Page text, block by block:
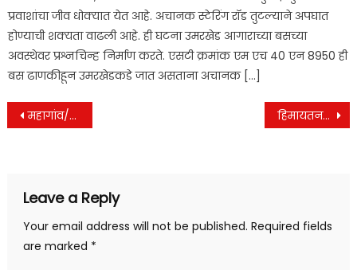
प्रवाशांचा जीव धोक्यात येत आहे. अचानक स्टेरिंग रॉड तुटल्याने अपघात
होण्याची शक्यता वाढली आहे. ही घटना उमरखेड आगाराच्या बसच्या
अवस्थेवर प्रश्नचिन्ह निर्माण करते. एसटी क्रमांक एम एच 40 एन 8950 ही
बस ढाणकीहून उमरखेडकडे जात असताना अचानक […]
Post
navigation
महागांव/जिल्हा परिषद खडका शाळेत ७५ वा भारतीय प्रजासत्ताक दिन उत्साहात साजरा हिमायतनगत /प्रधानमंत्री आवास योजना शहरी (घरकुल) योजनेचा अंतिम (चौथा) हप्ता तात्काळ वितरीत करण्यात यावा – प्रथमअब्दुल अखिल यांची मांगणी.
Leave a Reply
Your email address will not be published. Required fields
are marked *